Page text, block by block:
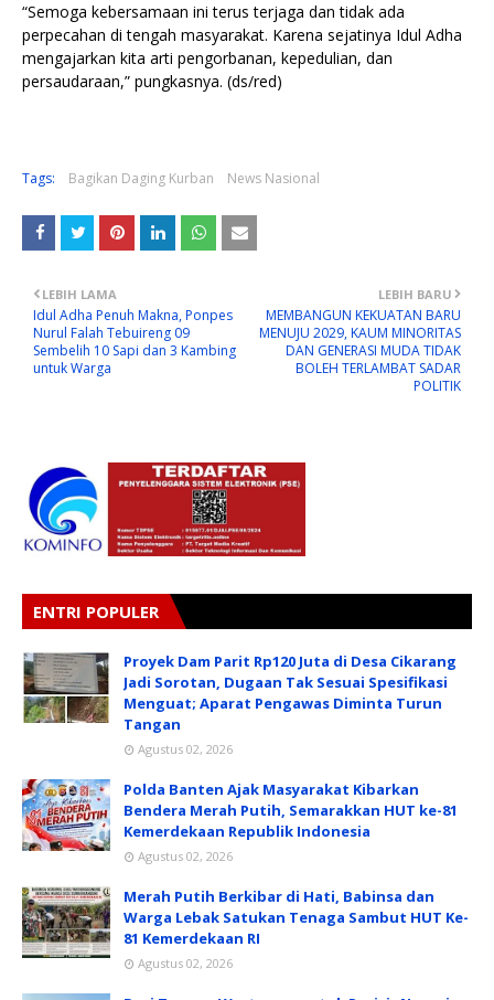
“Semoga kebersamaan ini terus terjaga dan tidak ada
perpecahan di tengah masyarakat. Karena sejatinya Idul Adha
mengajarkan kita arti pengorbanan, kepedulian, dan
persaudaraan,” pungkasnya. (ds/red)
Tags: Bagikan Daging Kurban News Nasional
LEBIH BARU
MEMBANGUN KEKUATAN BARU
MENUJU 2029, KAUM MINORITAS
DAN GENERASI MUDA TIDAK
BOLEH TERLAMBAT SADAR
POLITIK
LEBIH LAMA
Idul Adha Penuh Makna, Ponpes
Nurul Falah Tebuireng 09
Sembelih 10 Sapi dan 3 Kambing
untuk Warga
ENTRI POPULER
Proyek Dam Parit Rp120 Juta di Desa Cikarang
Jadi Sorotan, Dugaan Tak Sesuai Spesifikasi
Menguat; Aparat Pengawas Diminta Turun
Tangan
Agustus 02, 2026
Polda Banten Ajak Masyarakat Kibarkan
Bendera Merah Putih, Semarakkan HUT ke-81
Kemerdekaan Republik Indonesia
Agustus 02, 2026
Merah Putih Berkibar di Hati, Babinsa dan
Warga Lebak Satukan Tenaga Sambut HUT Ke-
81 Kemerdekaan RI
Agustus 02, 2026